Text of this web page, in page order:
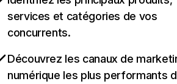
services et catégories de vos
concurrents.
Découvrez les canaux de
numérique les plus performants